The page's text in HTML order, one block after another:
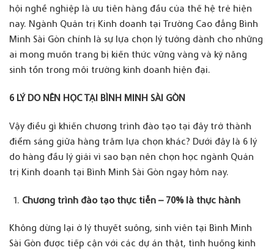
hội nghề nghiệp là ưu tiên hàng đầu của thế hệ trẻ hiện
nay. Ngành Quản trị Kinh doanh tại Trường Cao đẳng Bình
Minh Sài Gòn chính là sự lựa chọn lý tưởng dành cho những
ai mong muốn trang bị kiến thức vững vàng và kỹ năng
sinh tồn trong môi trường kinh doanh hiện đại.
6 LÝ DO NÊN HỌC TẠI BÌNH MINH SÀI GÒN
Vậy điều gì khiến chương trình đào tạo tại đây trở thành
điểm sáng giữa hàng trăm lựa chọn khác? Dưới đây là 6 lý
do hàng đầu lý giải vì sao bạn nên chọn học ngành Quản
trị Kinh doanh tại Bình Minh Sài Gòn ngay hôm nay.
Chương trình đào tạo thực tiễn – 70% là thực hành
Không dừng lại ở lý thuyết suông, sinh viên tại Bình Minh
Sài Gòn được tiếp cận với các dự án thật, tình huống kinh